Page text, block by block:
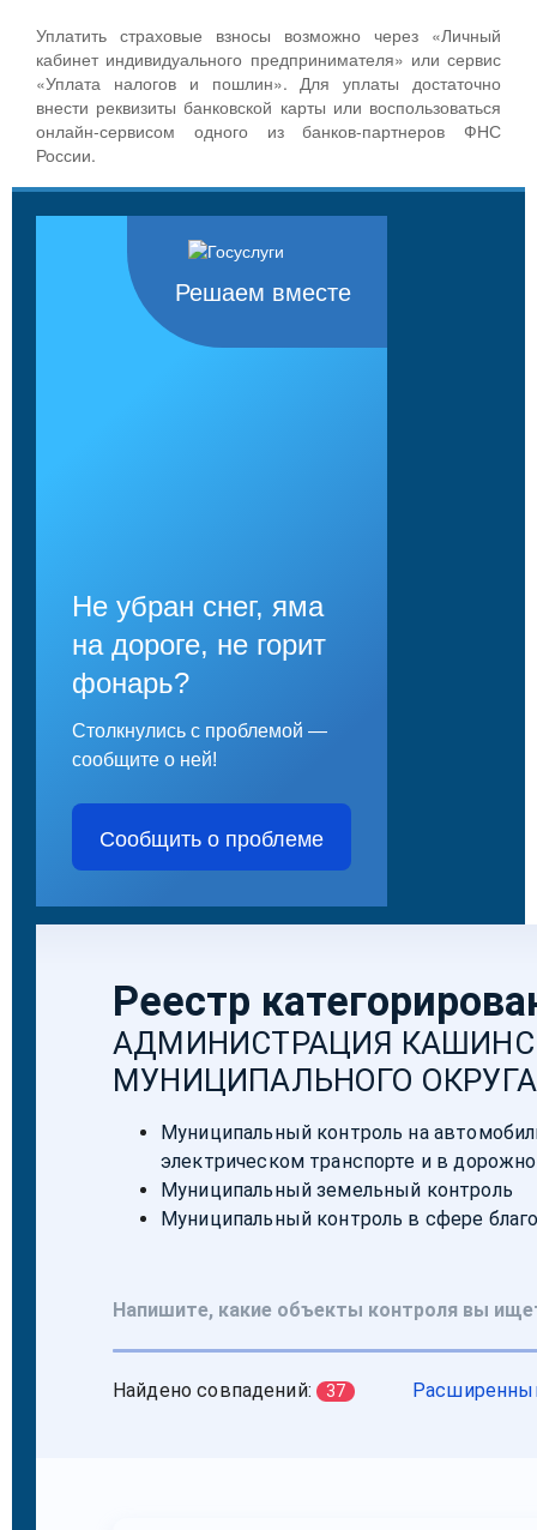
Уплатить страховые взносы возможно через «Личный
кабинет индивидуального предпринимателя» или сервис
«Уплата налогов и пошлин». Для уплаты достаточно
внести реквизиты банковской карты или воспользоваться
онлайн-сервисом одного из банков-партнеров ФНС
России.
Решаем вместе
Не убран снег, яма
на дороге, не горит
фонарь?
Столкнулись с проблемой —
сообщите о ней!
Сообщить о проблеме